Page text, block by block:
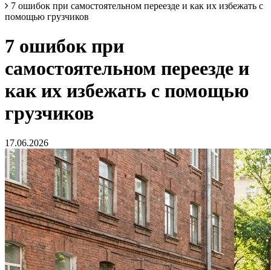
7 ошибок при самостоятельном переезде и как их избежать с
помощью грузчиков
7 ошибок при
самостоятельном переезде и
как их избежать с помощью
грузчиков
17.06.2026